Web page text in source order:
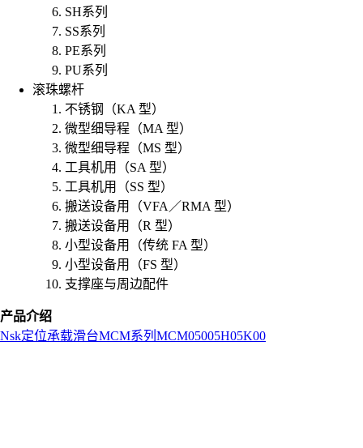
SH系列
SS系列
PE系列
PU系列
滚珠螺杆
不锈钢（KA 型）
微型细导程（MA 型）
微型细导程（MS 型）
工具机用（SA 型）
工具机用（SS 型）
搬送设备用（VFA／RMA 型）
搬送设备用（R 型）
小型设备用（传统 FA 型）
小型设备用（FS 型）
支撑座与周边配件
产品介绍
Nsk定位承载滑台MCM系列 MCM05005H05K00